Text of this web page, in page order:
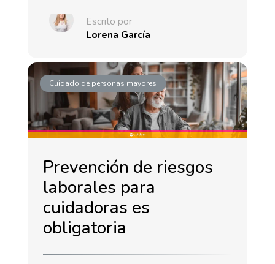
Escrito por
Lorena García
Cuidado de personas mayores
Prevención de riesgos
laborales para
cuidadoras es
obligatoria